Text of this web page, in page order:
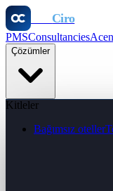
Ciro
PMSConsultancies
Çözümler
Kitleler
Bağımsız oteller